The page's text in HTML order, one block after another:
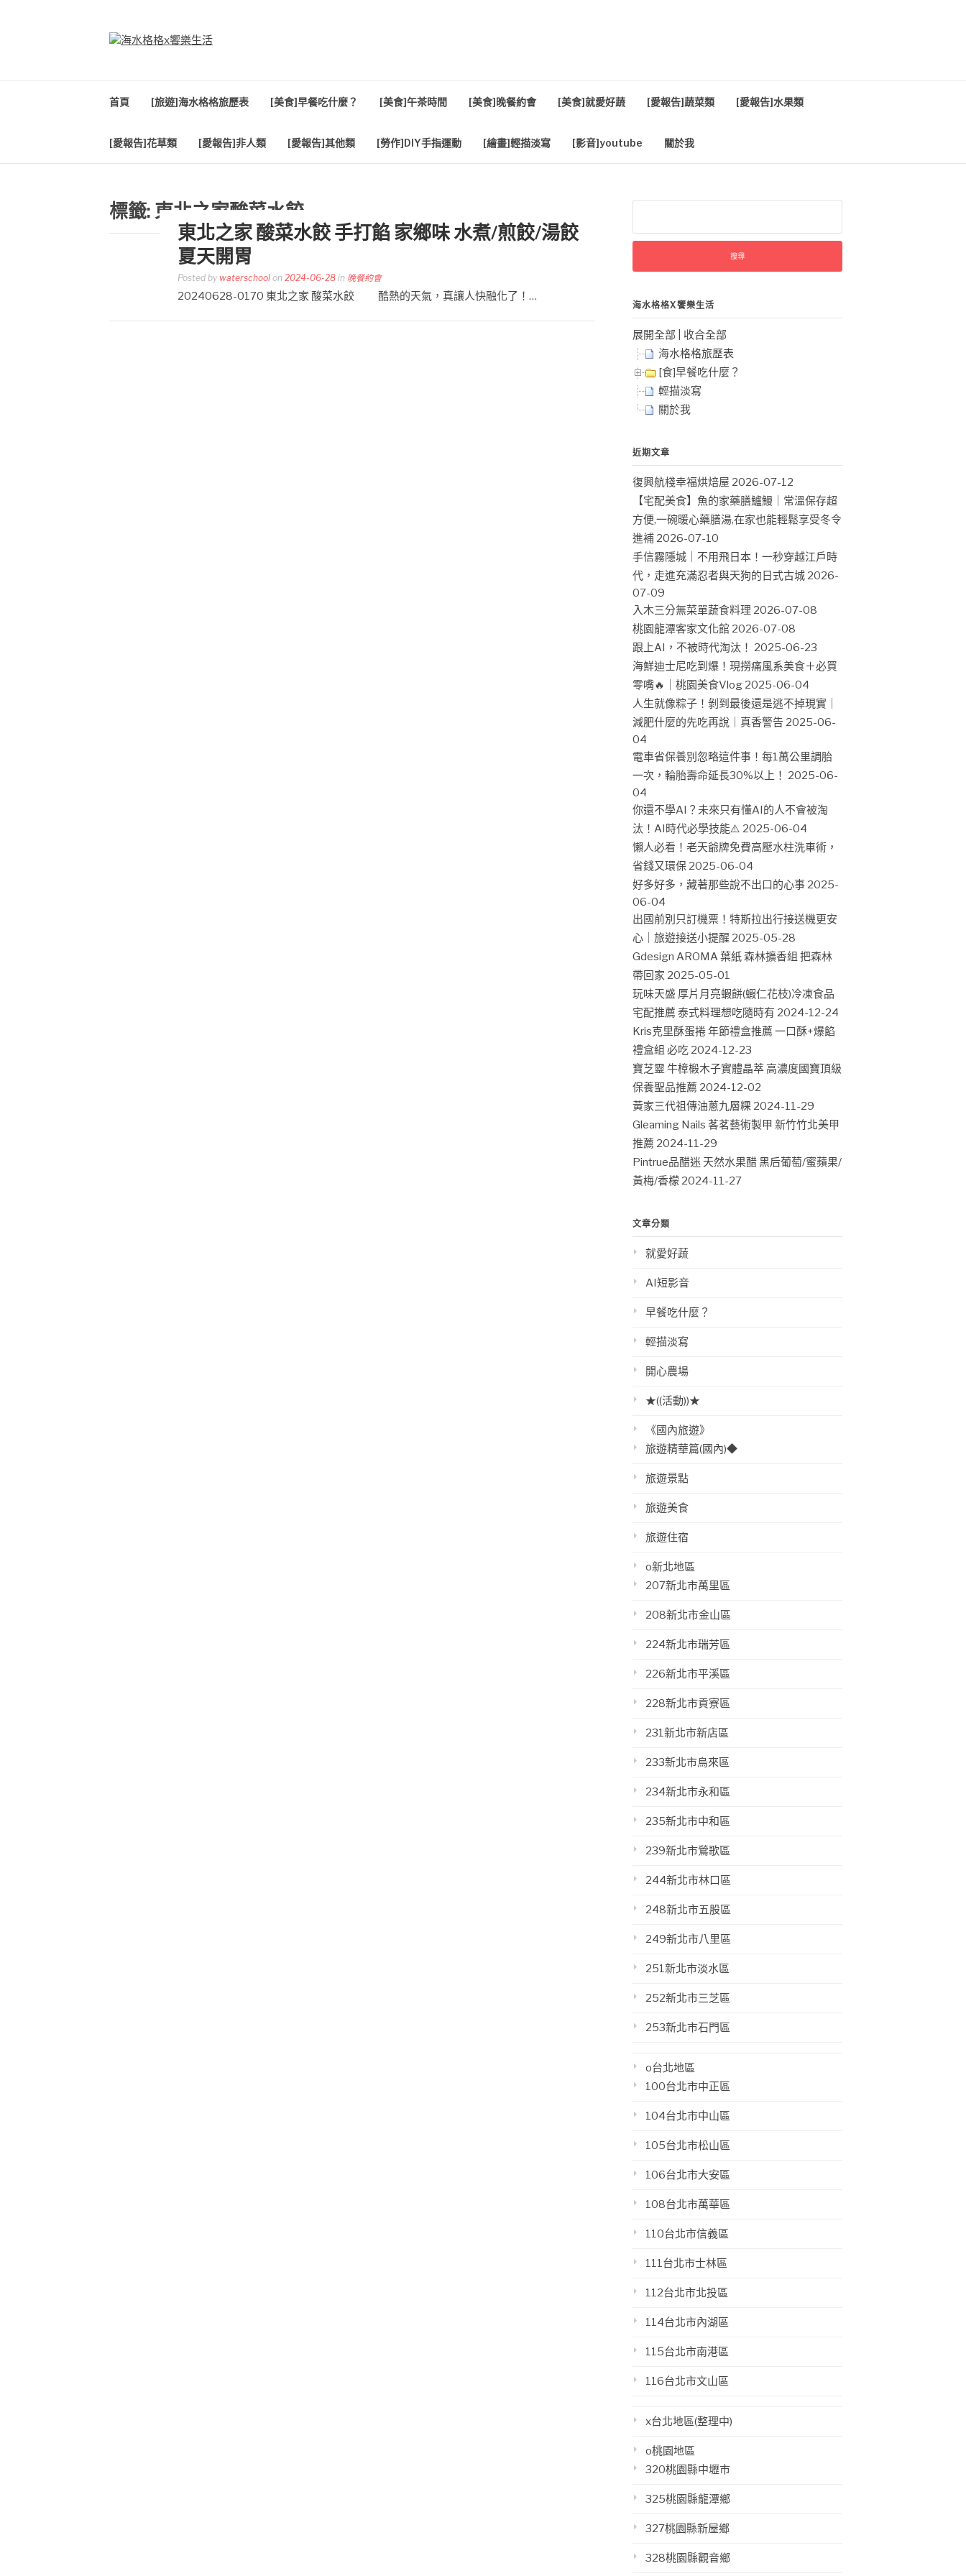
首頁 [旅遊]海水格格旅歷表 [美食]早餐吃什麼？ [美食]午茶時間 [美食]晚餐約會 [美食]就愛好蔬 [愛報告]蔬菜類 [愛報告]水果類
[愛報告]花草類 [愛報告]非人類 [愛報告]其他類 [勞作]DIY手指運動 [繪畫]輕描淡寫 [影音]youtube 關於我
標籤: 東北之家酸菜水餃
東北之家 酸菜水餃 手打餡 家鄉味 水煮/煎餃/湯餃
夏天開胃
Posted by waterschool on 2024-06-28 in 晚餐約會
20240628-0170 東北之家 酸菜水餃 酷熱的天氣，真讓人快融化了！…
關
字:
海水格格X饗樂生活
展開全部
收合全部
海水格格旅歷表
[食]早餐吃什麼？
輕描淡寫
關於我
近期文章
復興航棧幸福烘焙屋 2026-07-12
【宅配美食】魚的家藥膳鱸鰻｜常溫保存超
方便,一碗暖心藥膳湯,在家也能輕鬆享受冬令
進補 2026-07-10
手信霧隱城｜不用飛日本！一秒穿越江戶時
代，走進充滿忍者與天狗的日式古城 2026-
07-09
入木三分無菜單蔬食料理 2026-07-08
桃園龍潭客家文化館 2026-07-08
跟上AI，不被時代淘汰！ 2025-06-23
海鮮迪士尼吃到爆！現撈痛風系美食＋必買
零嘴🔥｜桃園美食Vlog 2025-06-04
人生就像粽子！剝到最後還是逃不掉現實｜
減肥什麼的先吃再說｜真香警告 2025-06-
04
電車省保養別忽略這件事！每1萬公里調胎
一次，輪胎壽命延長30%以上！ 2025-06-
04
你還不學AI？未來只有懂AI的人不會被淘
汰！AI時代必學技能⚠️ 2025-06-04
懶人必看！老天爺牌免費高壓水柱洗車術，
省錢又環保 2025-06-04
好多好多，藏著那些說不出口的心事 2025-
06-04
出國前別只訂機票！特斯拉出行接送機更安
心｜旅遊接送小提醒 2025-05-28
Gdesign AROMA 葉紙 森林擴香組 把森林
帶回家 2025-05-01
玩味天盛 厚片月亮蝦餅(蝦仁花枝)冷凍食品
宅配推薦 泰式料理想吃隨時有 2024-12-24
Kris克里酥蛋捲 年節禮盒推薦 一口酥+爆餡
禮盒組 必吃 2024-12-23
寶芝靈 牛樟椴木子實體晶萃 高濃度國寶頂級
保養聖品推薦 2024-12-02
黃家三代祖傳油蔥九層粿 2024-11-29
Gleaming Nails 茖茗藝術製甲 新竹竹北美甲
推薦 2024-11-29
Pintrue品醋迷 天然水果醋 黑后葡萄/蜜蘋果/
黃梅/香檬 2024-11-27
文章分類
就愛好蔬
AI短影音
早餐吃什麼？
輕描淡寫
開心農場
★((活動))★
《國內旅遊》
旅遊精華篇(國內)◆
旅遊景點
旅遊美食
旅遊住宿
o新北地區
207新北市萬里區
208新北市金山區
224新北市瑞芳區
226新北市平溪區
228新北市貢寮區
231新北市新店區
233新北市烏來區
234新北市永和區
235新北市中和區
239新北市鶯歌區
244新北市林口區
248新北市五股區
249新北市八里區
251新北市淡水區
252新北市三芝區
253新北市石門區
o台北地區
100台北市中正區
104台北市中山區
105台北市松山區
106台北市大安區
108台北市萬華區
110台北市信義區
111台北市士林區
112台北市北投區
114台北市內湖區
115台北市南港區
116台北市文山區
x台北地區(整理中)
o桃園地區
320桃園縣中壢市
325桃園縣龍潭鄉
327桃園縣新屋鄉
328桃園縣觀音鄉